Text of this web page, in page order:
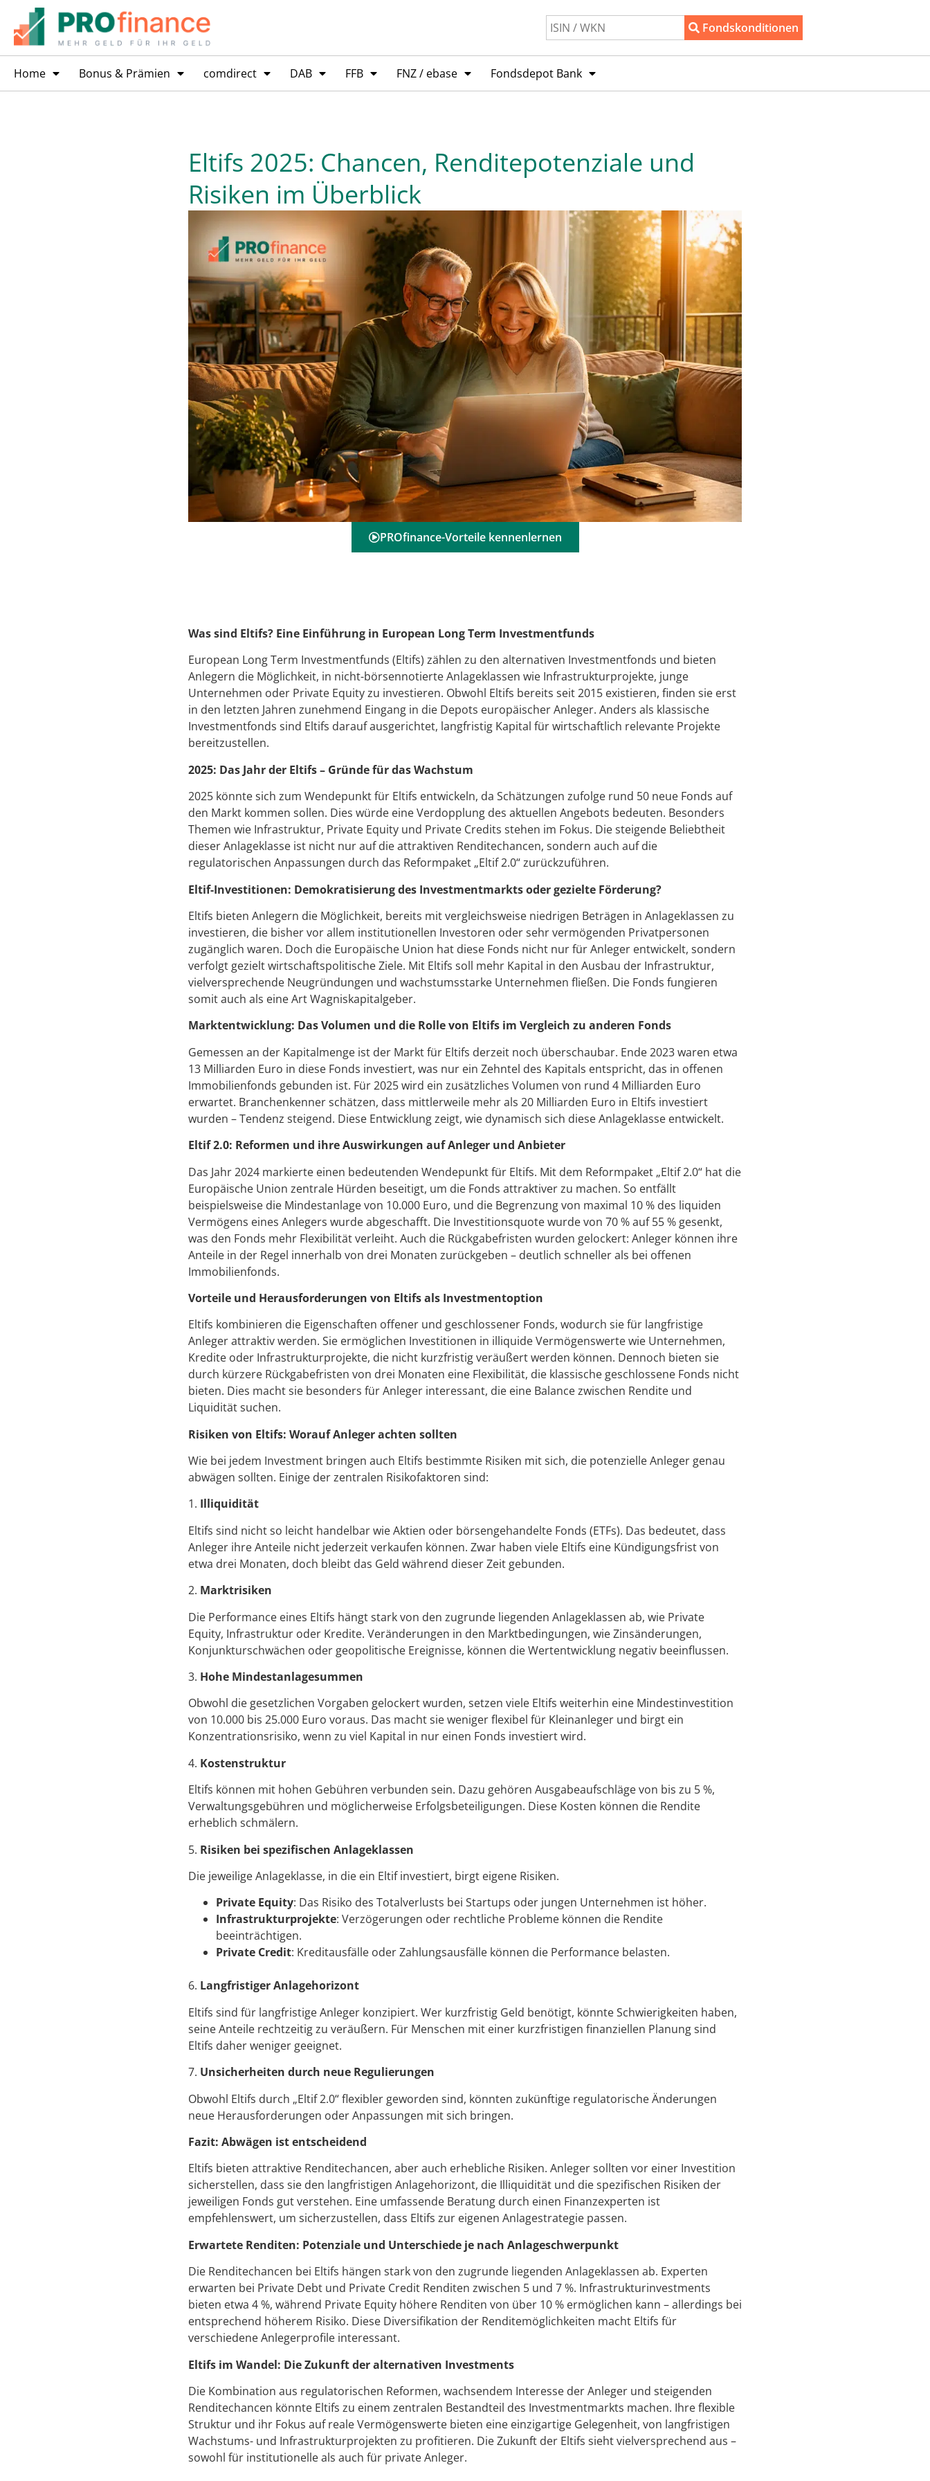
Fondskonditionen
Home Bonus & Prämien comdirect DAB FFB FNZ / ebase Fondsdepot Bank
Eltifs 2025: Chancen, Renditepotenziale und
Risiken im Überblick
PROfinance-Vorteile kennenlernen
Was sind Eltifs? Eine Einführung in European Long Term Investmentfunds
European Long Term Investmentfunds (Eltifs) zählen zu den alternativen Investmentfonds und bieten
Anlegern die Möglichkeit, in nicht-börsennotierte Anlageklassen wie Infrastrukturprojekte, junge
Unternehmen oder Private Equity zu investieren. Obwohl Eltifs bereits seit 2015 existieren, finden sie erst
in den letzten Jahren zunehmend Eingang in die Depots europäischer Anleger. Anders als klassische
Investmentfonds sind Eltifs darauf ausgerichtet, langfristig Kapital für wirtschaftlich relevante Projekte
bereitzustellen.
2025: Das Jahr der Eltifs – Gründe für das Wachstum
2025 könnte sich zum Wendepunkt für Eltifs entwickeln, da Schätzungen zufolge rund 50 neue Fonds auf
den Markt kommen sollen. Dies würde eine Verdopplung des aktuellen Angebots bedeuten. Besonders
Themen wie Infrastruktur, Private Equity und Private Credits stehen im Fokus. Die steigende Beliebtheit
dieser Anlageklasse ist nicht nur auf die attraktiven Renditechancen, sondern auch auf die
regulatorischen Anpassungen durch das Reformpaket „Eltif 2.0“ zurückzuführen.
Eltif-Investitionen: Demokratisierung des Investmentmarkts oder gezielte Förderung?
Eltifs bieten Anlegern die Möglichkeit, bereits mit vergleichsweise niedrigen Beträgen in Anlageklassen zu
investieren, die bisher vor allem institutionellen Investoren oder sehr vermögenden Privatpersonen
zugänglich waren. Doch die Europäische Union hat diese Fonds nicht nur für Anleger entwickelt, sondern
verfolgt gezielt wirtschaftspolitische Ziele. Mit Eltifs soll mehr Kapital in den Ausbau der Infrastruktur,
vielversprechende Neugründungen und wachstumsstarke Unternehmen fließen. Die Fonds fungieren
somit auch als eine Art Wagniskapitalgeber.
Marktentwicklung: Das Volumen und die Rolle von Eltifs im Vergleich zu anderen Fonds
Gemessen an der Kapitalmenge ist der Markt für Eltifs derzeit noch überschaubar. Ende 2023 waren etwa
13 Milliarden Euro in diese Fonds investiert, was nur ein Zehntel des Kapitals entspricht, das in offenen
Immobilienfonds gebunden ist. Für 2025 wird ein zusätzliches Volumen von rund 4 Milliarden Euro
erwartet. Branchenkenner schätzen, dass mittlerweile mehr als 20 Milliarden Euro in Eltifs investiert
wurden – Tendenz steigend. Diese Entwicklung zeigt, wie dynamisch sich diese Anlageklasse entwickelt.
Eltif 2.0: Reformen und ihre Auswirkungen auf Anleger und Anbieter
Das Jahr 2024 markierte einen bedeutenden Wendepunkt für Eltifs. Mit dem Reformpaket „Eltif 2.0“ hat die
Europäische Union zentrale Hürden beseitigt, um die Fonds attraktiver zu machen. So entfällt
beispielsweise die Mindestanlage von 10.000 Euro, und die Begrenzung von maximal 10 % des liquiden
Vermögens eines Anlegers wurde abgeschafft. Die Investitionsquote wurde von 70 % auf 55 % gesenkt,
was den Fonds mehr Flexibilität verleiht. Auch die Rückgabefristen wurden gelockert: Anleger können ihre
Anteile in der Regel innerhalb von drei Monaten zurückgeben – deutlich schneller als bei offenen
Immobilienfonds.
Vorteile und Herausforderungen von Eltifs als Investmentoption
Eltifs kombinieren die Eigenschaften offener und geschlossener Fonds, wodurch sie für langfristige
Anleger attraktiv werden. Sie ermöglichen Investitionen in illiquide Vermögenswerte wie Unternehmen,
Kredite oder Infrastrukturprojekte, die nicht kurzfristig veräußert werden können. Dennoch bieten sie
durch kürzere Rückgabefristen von drei Monaten eine Flexibilität, die klassische geschlossene Fonds nicht
bieten. Dies macht sie besonders für Anleger interessant, die eine Balance zwischen Rendite und
Liquidität suchen.
Risiken von Eltifs: Worauf Anleger achten sollten
Wie bei jedem Investment bringen auch Eltifs bestimmte Risiken mit sich, die potenzielle Anleger genau
abwägen sollten. Einige der zentralen Risikofaktoren sind:
1. Illiquidität
Eltifs sind nicht so leicht handelbar wie Aktien oder börsengehandelte Fonds (ETFs). Das bedeutet, dass
Anleger ihre Anteile nicht jederzeit verkaufen können. Zwar haben viele Eltifs eine Kündigungsfrist von
etwa drei Monaten, doch bleibt das Geld während dieser Zeit gebunden.
2. Marktrisiken
Die Performance eines Eltifs hängt stark von den zugrunde liegenden Anlageklassen ab, wie Private
Equity, Infrastruktur oder Kredite. Veränderungen in den Marktbedingungen, wie Zinsänderungen,
Konjunkturschwächen oder geopolitische Ereignisse, können die Wertentwicklung negativ beeinflussen.
3. Hohe Mindestanlagesummen
Obwohl die gesetzlichen Vorgaben gelockert wurden, setzen viele Eltifs weiterhin eine Mindestinvestition
von 10.000 bis 25.000 Euro voraus. Das macht sie weniger flexibel für Kleinanleger und birgt ein
Konzentrationsrisiko, wenn zu viel Kapital in nur einen Fonds investiert wird.
4. Kostenstruktur
Eltifs können mit hohen Gebühren verbunden sein. Dazu gehören Ausgabeaufschläge von bis zu 5 %,
Verwaltungsgebühren und möglicherweise Erfolgsbeteiligungen. Diese Kosten können die Rendite
erheblich schmälern.
5. Risiken bei spezifischen Anlageklassen
Die jeweilige Anlageklasse, in die ein Eltif investiert, birgt eigene Risiken.
Private Equity: Das Risiko des Totalverlusts bei Startups oder jungen Unternehmen ist höher.
Infrastrukturprojekte: Verzögerungen oder rechtliche Probleme können die Rendite
beeinträchtigen.
Private Credit: Kreditausfälle oder Zahlungsausfälle können die Performance belasten.
6. Langfristiger Anlagehorizont
Eltifs sind für langfristige Anleger konzipiert. Wer kurzfristig Geld benötigt, könnte Schwierigkeiten haben,
seine Anteile rechtzeitig zu veräußern. Für Menschen mit einer kurzfristigen finanziellen Planung sind
Eltifs daher weniger geeignet.
7. Unsicherheiten durch neue Regulierungen
Obwohl Eltifs durch „Eltif 2.0“ flexibler geworden sind, könnten zukünftige regulatorische Änderungen
neue Herausforderungen oder Anpassungen mit sich bringen.
Fazit: Abwägen ist entscheidend
Eltifs bieten attraktive Renditechancen, aber auch erhebliche Risiken. Anleger sollten vor einer Investition
sicherstellen, dass sie den langfristigen Anlagehorizont, die Illiquidität und die spezifischen Risiken der
jeweiligen Fonds gut verstehen. Eine umfassende Beratung durch einen Finanzexperten ist
empfehlenswert, um sicherzustellen, dass Eltifs zur eigenen Anlagestrategie passen.
Erwartete Renditen: Potenziale und Unterschiede je nach Anlageschwerpunkt
Die Renditechancen bei Eltifs hängen stark von den zugrunde liegenden Anlageklassen ab. Experten
erwarten bei Private Debt und Private Credit Renditen zwischen 5 und 7 %. Infrastrukturinvestments
bieten etwa 4 %, während Private Equity höhere Renditen von über 10 % ermöglichen kann – allerdings bei
entsprechend höherem Risiko. Diese Diversifikation der Renditemöglichkeiten macht Eltifs für
verschiedene Anlegerprofile interessant.
Eltifs im Wandel: Die Zukunft der alternativen Investments
Die Kombination aus regulatorischen Reformen, wachsendem Interesse der Anleger und steigenden
Renditechancen könnte Eltifs zu einem zentralen Bestandteil des Investmentmarkts machen. Ihre flexible
Struktur und ihr Fokus auf reale Vermögenswerte bieten eine einzigartige Gelegenheit, von langfristigen
Wachstums- und Infrastrukturprojekten zu profitieren. Die Zukunft der Eltifs sieht vielversprechend aus –
sowohl für institutionelle als auch für private Anleger.